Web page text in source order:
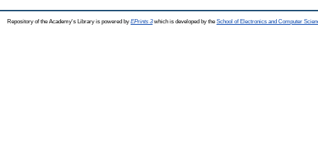
Repository of the Academy's Library is powered by EPrints 3which is developed by the School of Electronics and Computer